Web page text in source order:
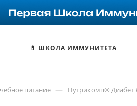
💊 ШКОЛА ИММУНИТЕТА
питание — Нутрикомп® Диабет